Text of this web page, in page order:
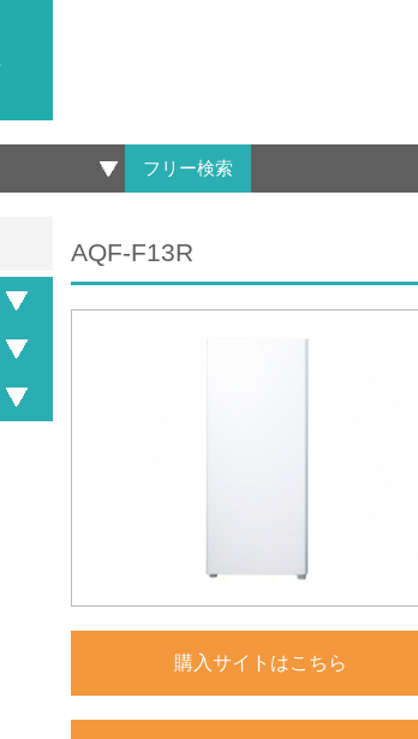
フリー検索
AQF-F13R
購入サイトはこちら